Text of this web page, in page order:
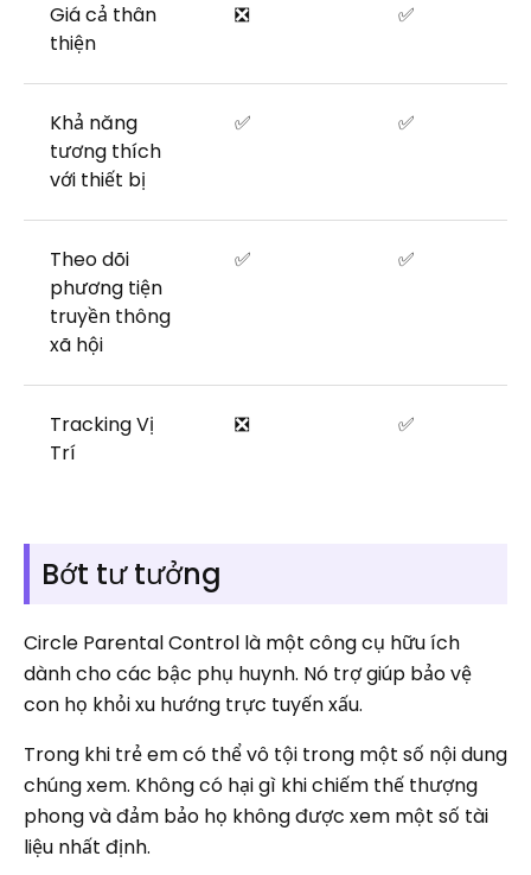
Giá cả thân
thiện
❎ ✅
Khả năng
tương thích
với thiết bị
✅ ✅
Theo dõi
phương tiện
truyền thông
xã hội
✅ ✅
Tracking Vị
Trí
❎ ✅
Bớt tư tưởng
Circle Parental Control là một công cụ hữu ích
dành cho các bậc phụ huynh. Nó trợ giúp bảo vệ
con họ khỏi xu hướng trực tuyến xấu.
Trong khi trẻ em có thể vô tội trong một số nội dung
chúng xem. Không có hại gì khi chiếm thế thượng
phong và đảm bảo họ không được xem một số tài
liệu nhất định.